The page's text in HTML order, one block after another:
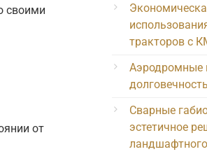
своими
от
тракторов с
Аэродромные
Сварные
эстетичное